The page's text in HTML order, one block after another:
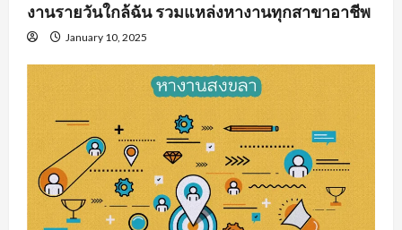
งานรายวันใกล้ฉัน รวมแหล่งหางานทุกสาขาอาชีพ
January 10, 2025